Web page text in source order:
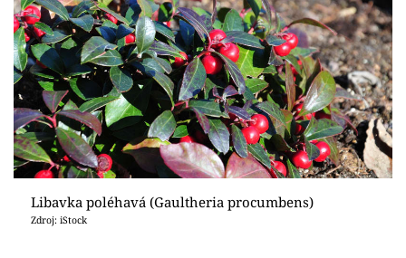
Libavka poléhavá (Gaultheria procumbens)
Zdroj: iStock